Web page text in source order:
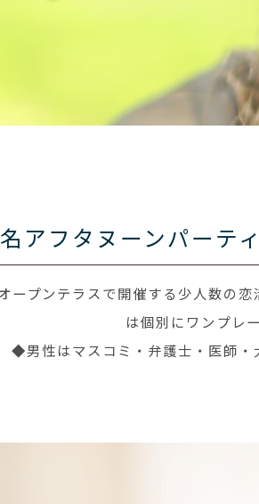
アフタヌーンパーテ
ープンテラスで開催する少人数の
は個別にワンプレ
◆男性はマスコミ・弁護士・医師